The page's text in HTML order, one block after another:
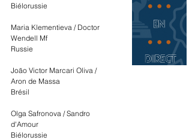
Biélorussie
Maria Klementieva / Doctor
Wendell Mf
Russie
João Victor Marcari Oliva /
Aron de Massa
Brésil
Olga Safronova / Sandro
d'Amour
Biélorussie